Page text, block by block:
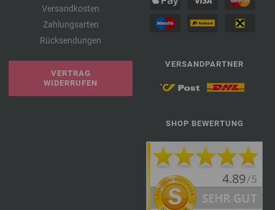
Versandkosten
Zahlungsarten
Rücksendungen
VERTRAG
WIDERRUFEN
VERSANDPARTNER
SHOP BEWERTUNG